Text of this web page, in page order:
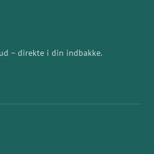
– direkte i din indbakke.